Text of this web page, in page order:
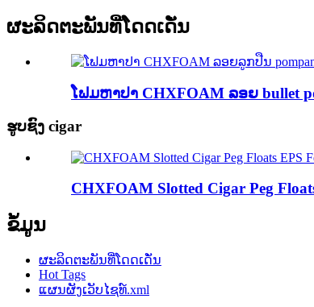
ຜະລິດຕະພັນທີ່ໂດດເດັ່ນ
ໂຟມຫາປາ CHXFOAM ລອຍ bullet
ຮູບຊົງ cigar
CHXFOAM Slotted Cigar Peg
ຂໍ້ມູນ
ຜະລິດຕະພັນທີ່ໂດດເດັ່ນ
Hot Tags
ແຜນຜັງເວັບໄຊທ໌.xml